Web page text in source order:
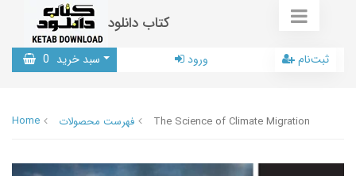
کتاب دانلود
سبد خرید 0 ورود ثبت‌نام
Home فهرست محصولات The Science of Climate Migration